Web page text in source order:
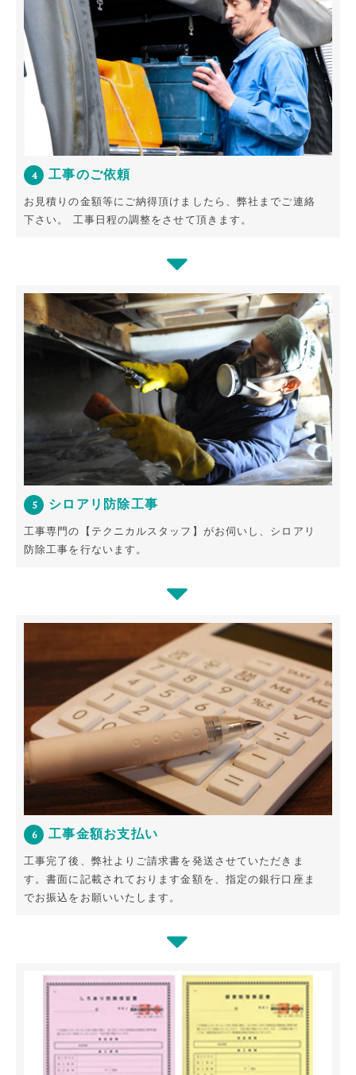
4 工事のご依頼
お見積りの金額等にご納得頂けましたら、弊社までご連絡
下さい。 工事日程の調整をさせて頂きます。
5 シロアリ防除工事
工事専門の【テクニカルスタッフ】がお伺いし、シロアリ
防除工事を行ないます。
6 工事金額お支払い
工事完了後、弊社よりご請求書を発送させていただきま
す。書面に記載されております金額を、指定の銀行口座ま
でお振込をお願いいたします。